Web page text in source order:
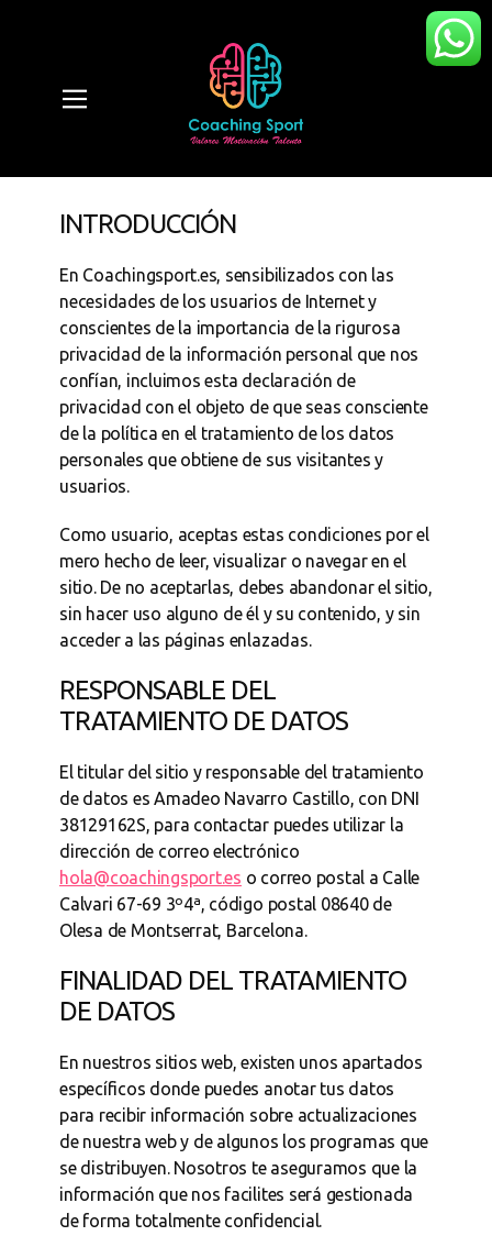
INTRODUCCIÓN
En Coachingsport.es, sensibilizados con las
necesidades de los usuarios de Internet y
conscientes de la importancia de la rigurosa
privacidad de la información personal que nos
confían, incluimos esta declaración de
privacidad con el objeto de que seas consciente
de la política en el tratamiento de los datos
personales que obtiene de sus visitantes y
usuarios.
Como usuario, aceptas estas condiciones por el
mero hecho de leer, visualizar o navegar en el
sitio. De no aceptarlas, debes abandonar el sitio,
sin hacer uso alguno de él y su contenido, y sin
acceder a las páginas enlazadas.
RESPONSABLE DEL
TRATAMIENTO DE DATOS
El titular del sitio y responsable del tratamiento
de datos es Amadeo Navarro Castillo, con DNI
38129162S, para contactar puedes utilizar la
dirección de correo electrónico
hola@coachingsport.es o correo postal a Calle
Calvari 67-69 3º4ª, código postal 08640 de
Olesa de Montserrat, Barcelona.
FINALIDAD DEL TRATAMIENTO
DE DATOS
En nuestros sitios web, existen unos apartados
específicos donde puedes anotar tus datos
para recibir información sobre actualizaciones
de nuestra web y de algunos los programas que
se distribuyen. Nosotros te aseguramos que la
información que nos facilites será gestionada
de forma totalmente confidencial.